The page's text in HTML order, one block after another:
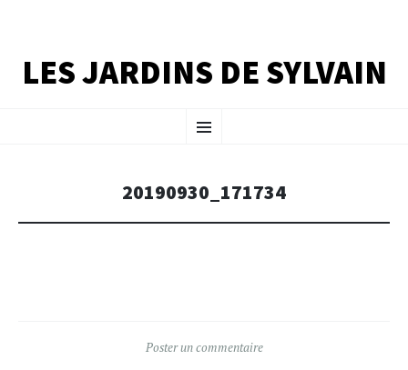
LES JARDINS DE SYLVAIN
Menu
AU
20190930_171734
Poster un commentaire